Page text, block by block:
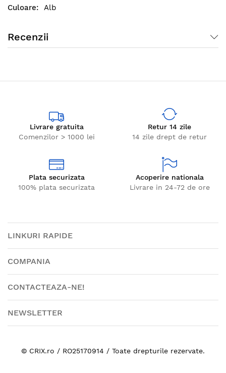
Alb
Recenzii
Livrare gratuita
Comenzilor > 1000 lei
Retur 14 zile
14 zile drept de retur
Plata securizata
100% plata securizata
Acoperire nationala
Livrare in 24-72 de ore
LINKURI RAPIDE
COMPANIA
CONTACTEAZA-NE!
NEWSLETTER
© CRIX.ro / RO25170914 / Toate drepturile rezervate.